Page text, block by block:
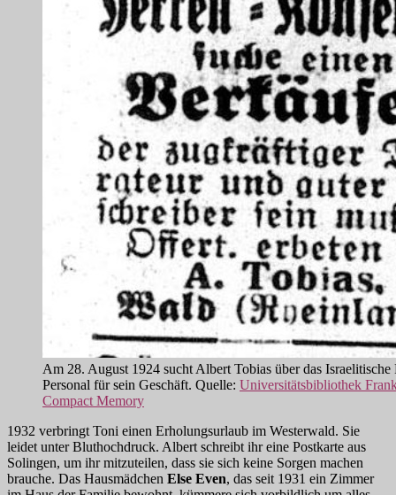
Am 28. August 1924 sucht Albert Tobias über das Israelitische
Personal für sein Geschäft. Quelle: Universitätsbibliothek
Compact Memory
1932 verbringt Toni einen Erholungsurlaub im Westerwald. Sie
leidet unter Bluthochdruck. Albert schreibt ihr eine Postkarte aus
Solingen, um ihr mitzuteilen, dass sie sich keine Sorgen machen
brauche. Das Hausmädchen Else Even, das seit 1931 ein Zimmer